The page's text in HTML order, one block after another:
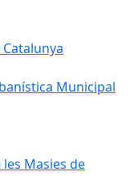
Municipal
les Masies de